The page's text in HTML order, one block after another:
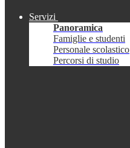
Servizi
Panoramica
Famiglie e studenti
Personale scolastico
Percorsi di studio